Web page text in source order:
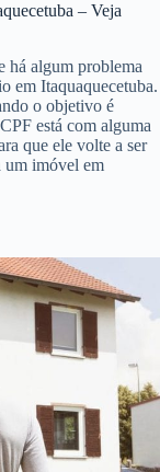
– Veja
há algum problema
em Itaquaquecetuba.
o objetivo é
está com alguma
que ele volte a ser
um imóvel em